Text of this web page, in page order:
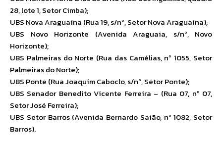
28, lote 1, Setor Cimba);
UBS Nova Araguaína (Rua 19, s/nº, Setor Nova Araguaína);
UBS Novo Horizonte (Avenida Araguaia, s/nº, Novo
Horizonte);
UBS Palmeiras do Norte (Rua das Camélias, nº 1055, Setor
Palmeiras do Norte);
UBS Ponte (Rua Joaquim Caboclo, s/nº, Setor Ponte);
UBS Senador Benedito Vicente Ferreira – (Rua 07, nº 07,
Setor José Ferreira);
UBS Setor Barros (Avenida Bernardo Saião, nº 1082, Setor
Barros).